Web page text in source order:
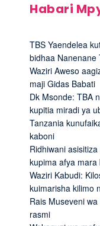
Habari
TBS Yaendelea
bidhaa Nanenane
Waziri Aweso
maji Gidas Babati
Dk Msonde: TBA
kupitia miradi ya
Tanzania
kaboni
Ridhiwani
kupima afya mara
Waziri Kabudi:
kuimarisha kilimo
Rais Museveni
rasmi